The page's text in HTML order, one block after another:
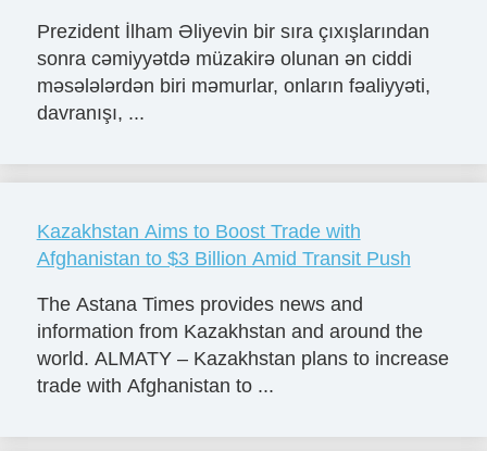
Prezident İlham Əliyevin bir sıra çıxışlarından
sonra cəmiyyətdə müzakirə olunan ən ciddi
məsələlərdən biri məmurlar, onların fəaliyyəti,
davranışı, ...
Kazakhstan Aims to Boost Trade with
Afghanistan to $3 Billion Amid Transit Push
The Astana Times provides news and
information from Kazakhstan and around the
world. ALMATY – Kazakhstan plans to increase
trade with Afghanistan to ...